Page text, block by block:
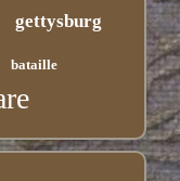
gettysburg
bataille